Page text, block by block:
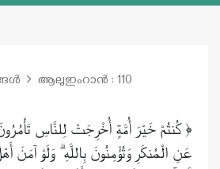
ആലുഇംറാൻ : 110
﴿ كُنتُمْ خَيْرَ أُمَّةٍ أُخْرِجَتْ لِلنَّاسِ
عَنِ الْمُنكَرِ وَتُؤْمِنُونَ بِاللَّهِ ۗ وَلَوْ آمَنَ